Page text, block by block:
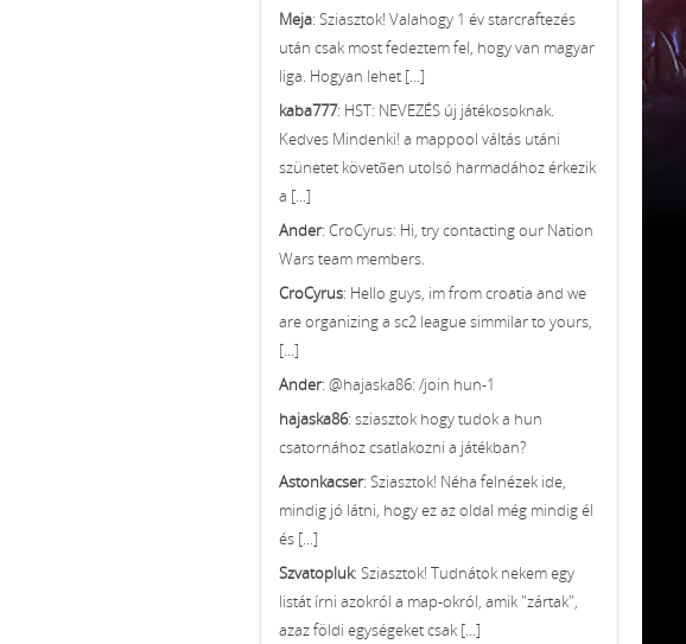
Meja: Sziasztok! Valahogy 1 év starcraftezés
után csak most fedeztem fel, hogy van magyar
liga. Hogyan lehet [...]
kaba777: HST: NEVEZÉS új játékosoknak.
Kedves Mindenki! a mappool váltás utáni
szünetet követően utolsó harmadához érkezik
a [...]
Ander: CroCyrus: Hi, try contacting our Nation
Wars team members.
CroCyrus: Hello guys, im from croatia and we
are organizing a sc2 league simmilar to yours,
[...]
Ander: @hajaska86: /join hun-1
hajaska86: sziasztok hogy tudok a hun
csatornához csatlakozni a játékban?
Astonkacser: Sziasztok! Néha felnézek ide,
mindig jó látni, hogy ez az oldal még mindig él
és [...]
Szvatopluk: Sziasztok! Tudnátok nekem egy
listát írni azokról a map-okról, amik "zártak",
azaz földi egységeket csak [...]